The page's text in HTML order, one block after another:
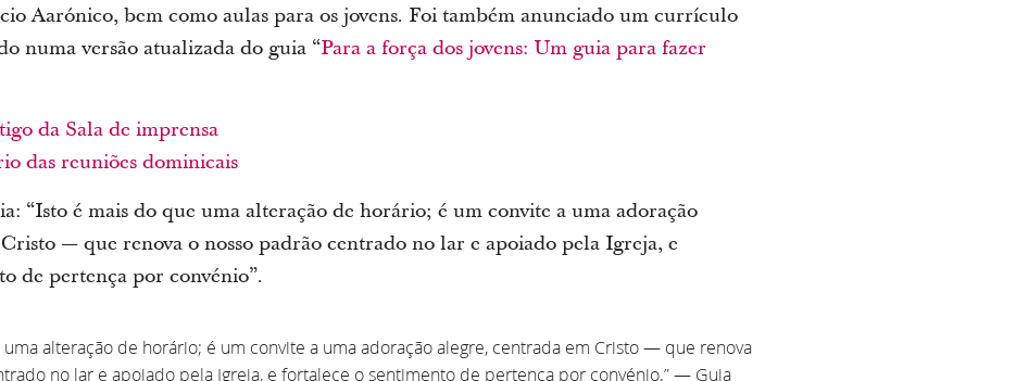
Aarónico, bem como aulas para os jovens. Foi também anunciado um currículo
numa versão atualizada do guia “Para a força dos jovens: Um guia para fazer
da Sala de imprensa
das reuniões dominicais
“Isto é mais do que uma alteração de horário; é um convite a uma adoração
— que renova o nosso padrão centrado no lar e apoiado pela Igreja, e
de pertença por convénio”.
uma alteração de horário; é um convite a uma adoração alegre, centrada em Cristo — que renova
no lar e apoiado pela Igreja, e fortalece o sentimento de pertença por convénio.” — Guia